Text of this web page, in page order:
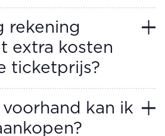
rekening
extra kosten
ticketprijs?
kan ik